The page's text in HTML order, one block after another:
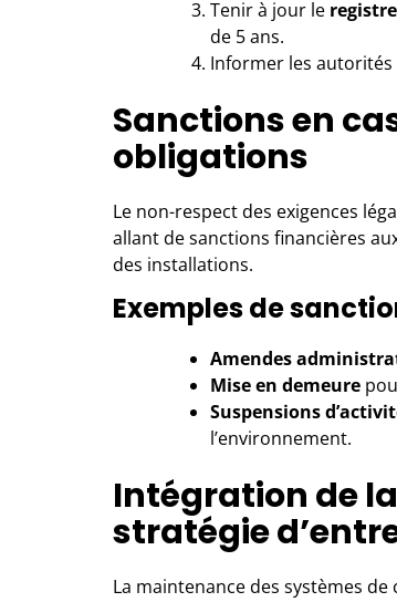
Tenir à jour le
de 5 ans.
Informer les
Sanctions en
obligations
Le non-respect des exigences
allant de sanctions financières
des installations.
Exemples de
Amendes
Mise en demeure
Suspensions
l’environnement.
Intégration de
stratégie
La maintenance des systèmes de